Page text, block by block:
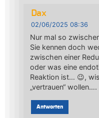
Dax
02/06/2025 08:36
Nur mal so
Sie kennen doch
zwischen einer
oder was eine
Reaktion ist… 😉,
„vertrauen“ wollen….
Antworten